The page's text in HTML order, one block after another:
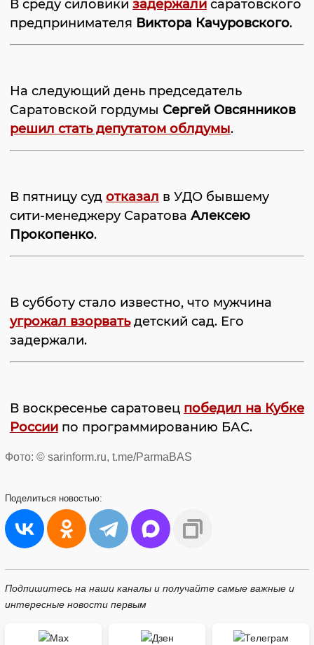
В среду силовики задержали саратовского
предпринимателя Виктора Качуровского.
На следующий день председатель
Саратовской гордумы Сергей Овсянников
решил стать депутатом облдумы.
В пятницу суд отказал в УДО бывшему
сити-менеджеру Саратова Алексею
Прокопенко.
В субботу стало известно, что мужчина
угрожал взорватьдетский сад. Его
задержали.
В воскресенье саратовец победил на Кубке
России по программированию БАС.
Фото: © sarinform.ru, t.me/ParmaBAS
Поделиться новостью:
Подпишитесь на наши каналы и получайте самые важные и
интересные новости первым